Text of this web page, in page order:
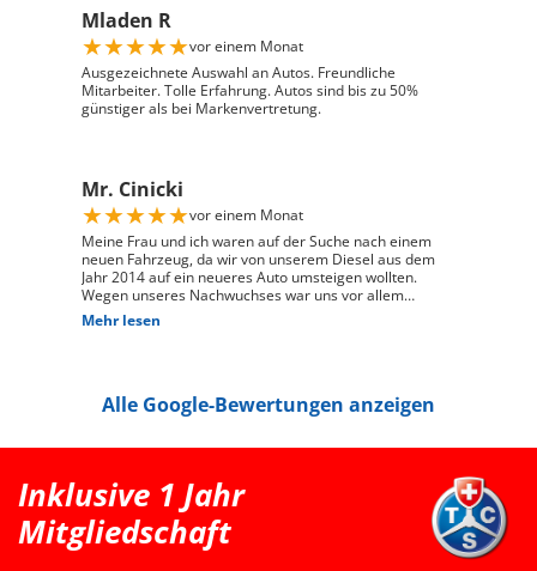
und engagierte Art hat den gesamten Kaufprozess sehr
angenehm gemacht. Die Abwicklung verlief reibungslos
und zuverlässig, und ich habe mein Fahrzeug genau so
erhalten, wie ich es mir vorgestellt habe. Ich kann Auto
Züri West uneingeschränkt weiterempfehlen und
bedanke mich herzlich für den ausgezeichneten Service
Mladen R
★★★★★vor einem Monat
Ausgezeichnete Auswahl an Autos. Freundliche
Mitarbeiter. Tolle Erfahrung. Autos sind bis zu 50%
günstiger als bei Markenvertretung.
Mr. Cinicki
★★★★★vor einem Monat
Meine Frau und ich waren auf der Suche nach einem
neuen Fahrzeug, da wir von unserem Diesel aus dem
Jahr 2014 auf ein neueres Auto umsteigen wollten.
Wegen unseres Nachwuchses war uns vor allem
wichtig, dass genügend Platz für einen Kindersitz
vorhanden ist und das Fahrzeug gut zu unserem Alltag
Bedürfnisse mit Kindersitz hinter dem Fahrer leider
etwas zu klein. Nach der Probefahrt hat uns der Berater
her nicht überzeugt hat. Somit war für uns klar, dass
der Peugeot 2008 die bessere Wahl ist. Schlussendlich
sind wir wieder zu Auto Züri West zurückgekommen
und konnten dort einen super Deal für einen Peugeot
Mehr lesen
Alle Google-Bewertungen anzeigen
Inklusive 1 Jahr
Mitgliedschaft